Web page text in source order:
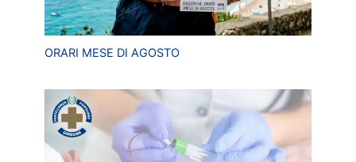
ORARI MESE DI AGOSTO